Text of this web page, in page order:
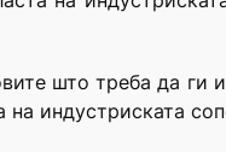
што треба да ги
индустриската